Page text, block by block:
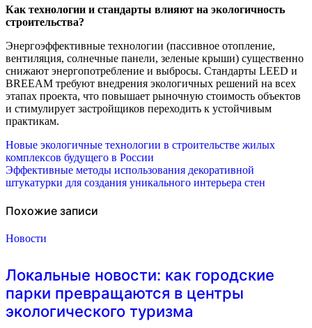
Как технологии и стандарты влияют на экологичность
строительства?
Энергоэффективные технологии (пассивное отопление,
вентиляция, солнечные панели, зеленые крыши) существенно
снижают энергопотребление и выбросы. Стандарты LEED и
BREEAM требуют внедрения экологичных решений на всех
этапах проекта, что повышает рыночную стоимость объектов
и стимулирует застройщиков переходить к устойчивым
практикам.
Навигация
по
записям
Новые экологичные технологии в строительстве жилых
комплексов будущего в России
Эффективные методы использования декоративной
штукатурки для создания уникального интерьера стен
Похожие записи
Новости
Локальные новости: как городские
парки превращаются в центры
экологического туризма